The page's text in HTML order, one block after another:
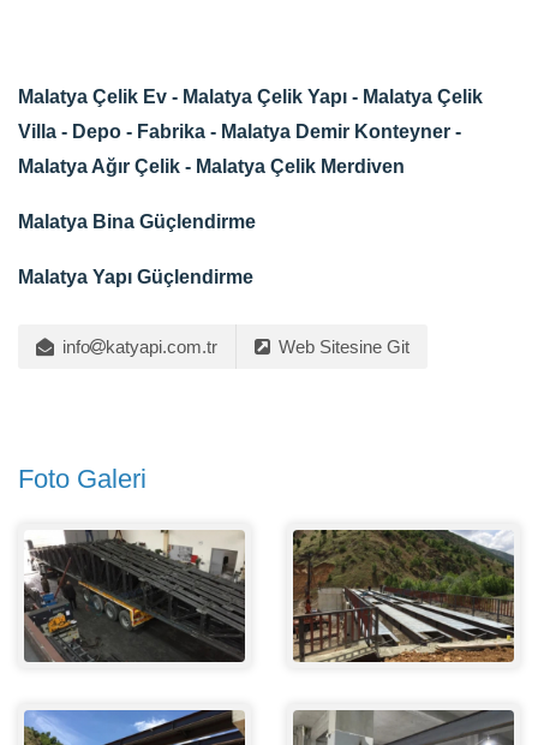
Malatya Çelik Ev - Malatya Çelik Yapı - Malatya Çelik
Villa - Depo - Fabrika - Malatya Demir Konteyner -
Malatya Ağır Çelik - Malatya Çelik Merdiven
Malatya Bina Güçlendirme
Malatya Yapı Güçlendirme
info katyapi.com.tr Web Sitesine Git
Foto Galeri